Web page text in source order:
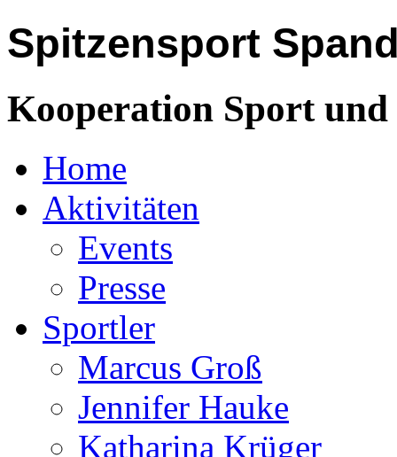
Spitzensport
Kooperation Sport
Home
Aktivitäten
Events
Presse
Sportler
Marcus Groß
Jennifer Hauke
Katharina Krüger